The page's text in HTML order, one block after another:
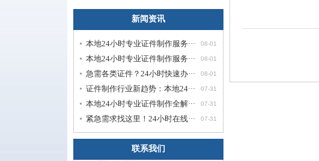
新闻资讯
08-01
本地24小时专业证件制作服务···
08-01
本地24小时专业证件制作服务···
08-01
急需各类证件？24小时快速办···
07-31
证件制作行业新趋势：本地24···
07-31
本地24小时专业证件制作全解···
07-31
紧急需求找这里！24小时在线···
联系我们